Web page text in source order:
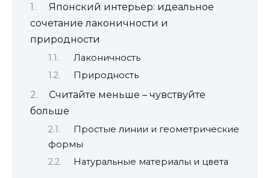
Японский интерьер: идеальное
сочетание лаконичности и
природности
Лаконичность
Природность
Считайте меньше – чувствуйте
больше
Простые линии и геометрические
формы
Натуральные материалы и цвета